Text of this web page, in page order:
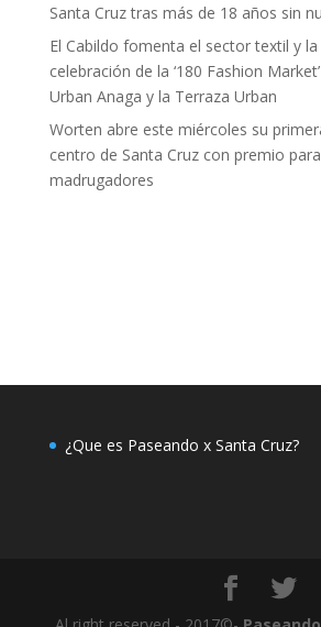
Santa Cruz tras más de 18 años sin
El Cabildo fomenta el sector textil y
celebración de la ‘180 Fashion
Urban Anaga y la Terraza Urban
Worten abre este miércoles su
centro de Santa Cruz con premio
madrugadores
¿Que es Paseando x Santa Cruz?